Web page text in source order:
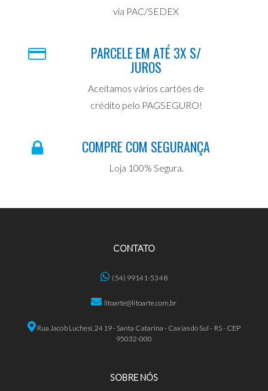
via PAC/SEDEX
PARCELE EM ATÉ 3X S/
JUROS
Aceitamos vários cartões de
crédito pelo PAGSEGURO!
COMPRE COM SEGURANÇA
Loja 100% Segura.
CONTATO
(54) 99141-5348
litoarte@litoarte.com.br
Rua Jacob Luchesi, 2419 - Santa Catarina - Caxias do Sul - RS - CEP
95032-000
SOBRE NÓS